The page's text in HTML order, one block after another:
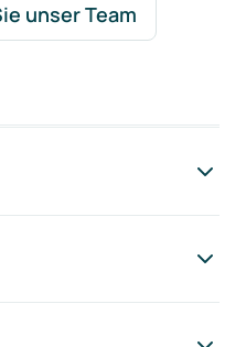
unser Team